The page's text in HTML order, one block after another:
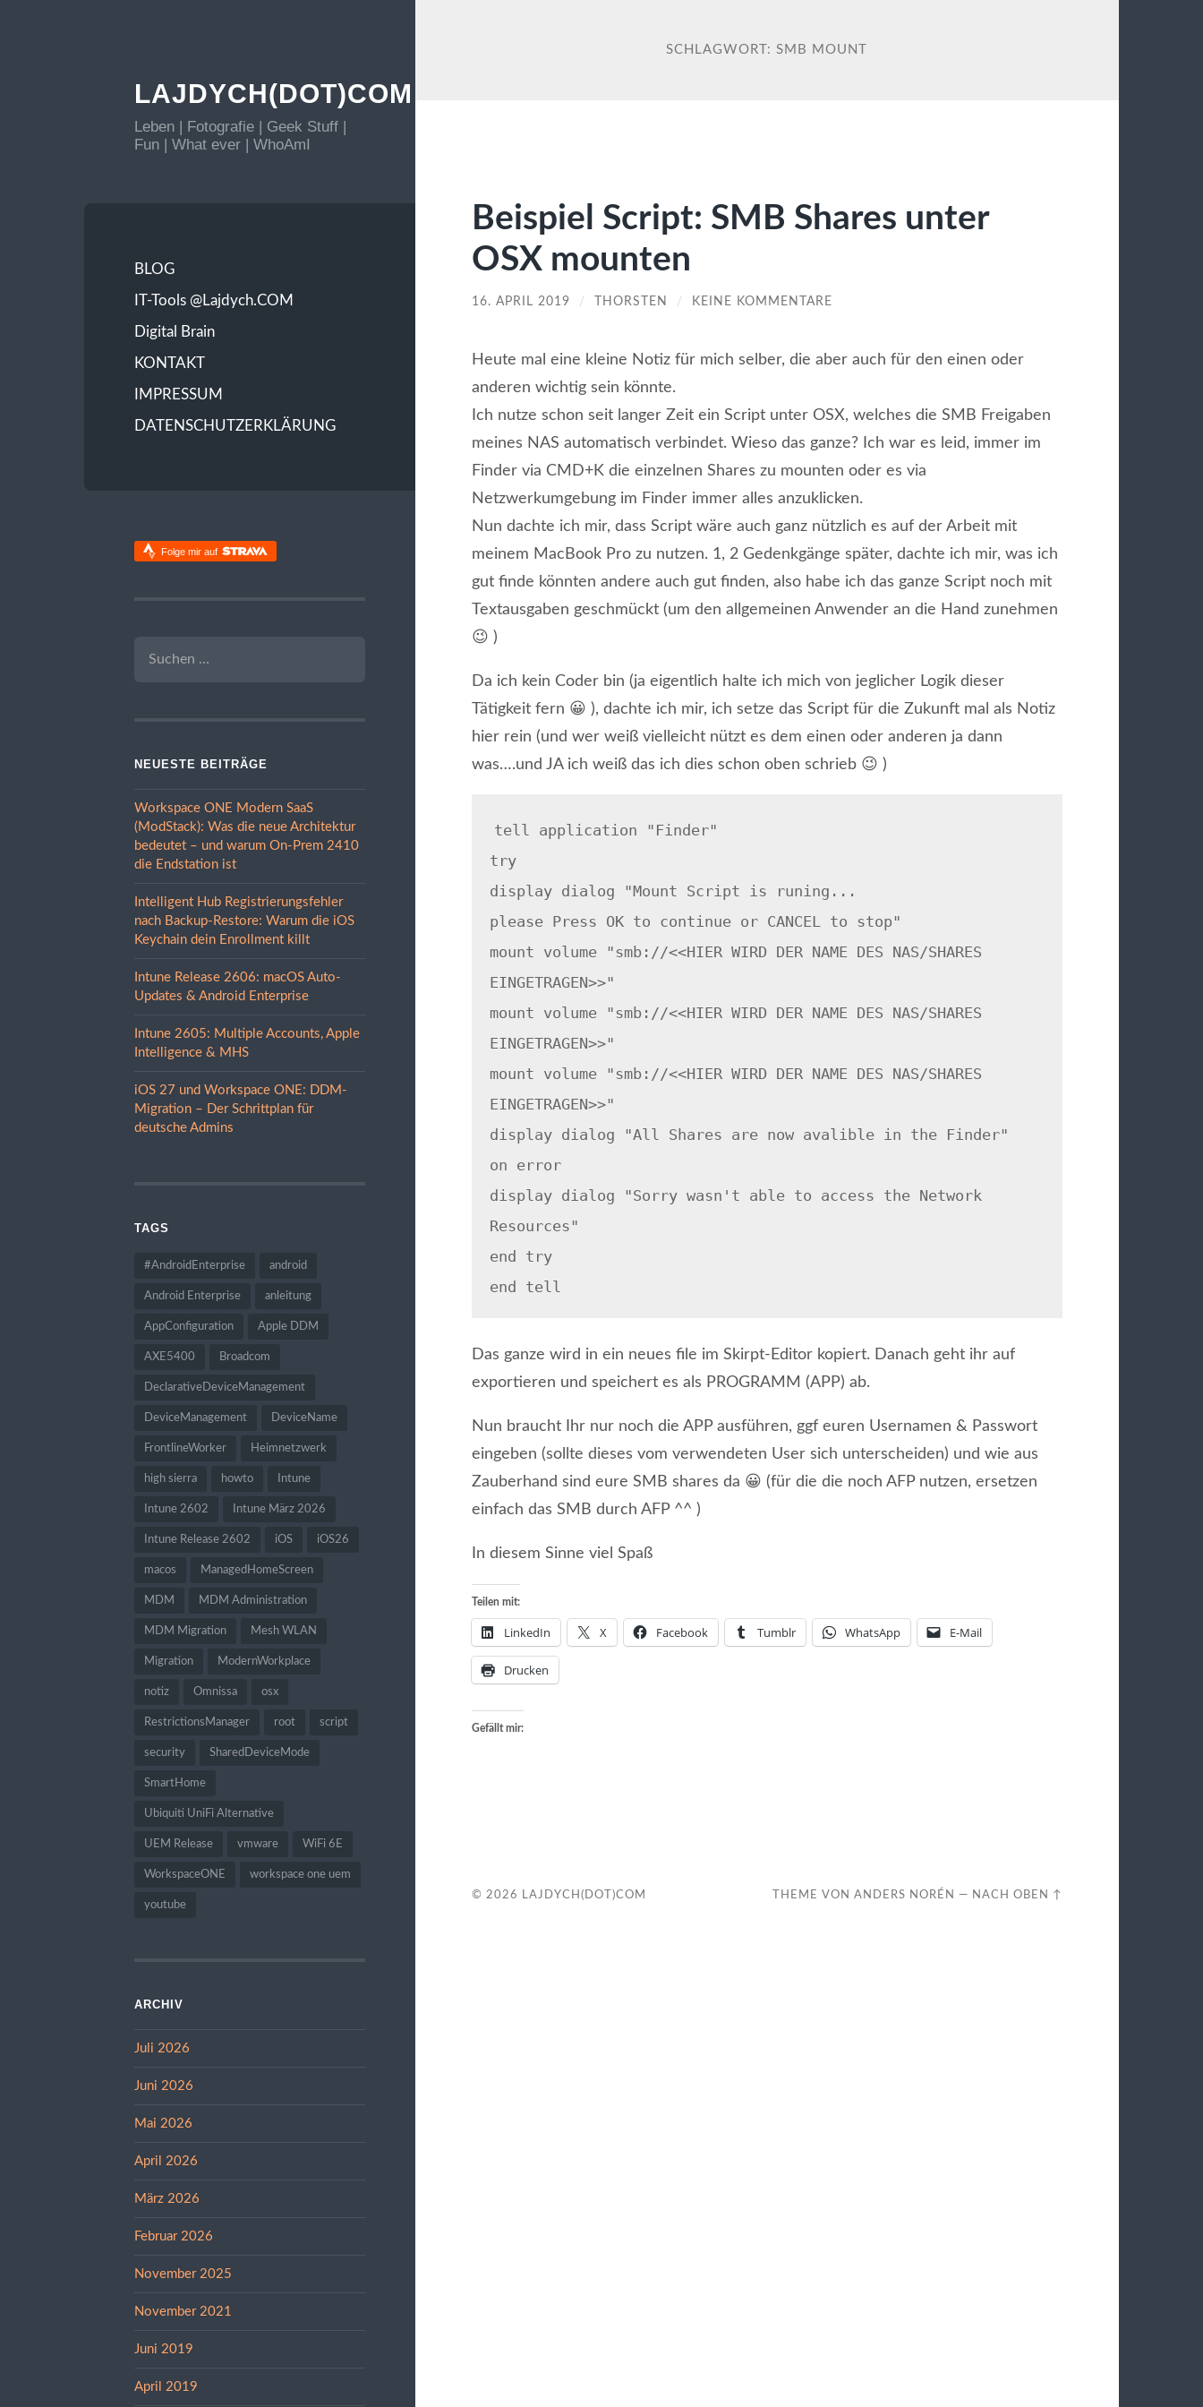
LAJDYCH(DOT)COM
Leben | Fotografie | Geek Stuff |
Fun | What ever | WhoAmI
BLOG
IT-Tools @Lajdych.COM
Digital Brain
KONTAKT
IMPRESSUM
DATENSCHUTZERKLÄRUNG
Folge mir auf
NACH:
NEUESTE BEITRÄGE
Workspace ONE Modern SaaS
(ModStack): Was die neue Architektur
bedeutet – und warum On-Prem 2410
die Endstation ist
Intelligent Hub Registrierungsfehler
nach Backup-Restore: Warum die iOS
Keychain dein Enrollment killt
Intune Release 2606: macOS Auto-
Updates & Android Enterprise
Intune 2605: Multiple Accounts, Apple
Intelligence & MHS
iOS 27 und Workspace ONE: DDM-
Migration – Der Schrittplan für
deutsche Admins
TAGS
#AndroidEnterprise android
Android Enterprise anleitung
AppConfiguration Apple DDM
AXE5400 Broadcom
DeclarativeDeviceManagement
DeviceManagement DeviceName
FrontlineWorker Heimnetzwerk
high sierra howto Intune
Intune 2602 Intune März 2026
Intune Release 2602 iOS iOS26
macos ManagedHomeScreen
MDM MDM Administration
MDM Migration Mesh WLAN
Migration ModernWorkplace
notiz Omnissa osx
RestrictionsManager root script
security SharedDeviceMode
SmartHome
Ubiquiti UniFi Alternative
UEM Release vmware WiFi 6E
WorkspaceONE workspace one uem
youtube
ARCHIV
Juli 2026
Juni 2026
Mai 2026
April 2026
März 2026
Februar 2026
November 2025
November 2021
Juni 2019
April 2019
SCHLAGWORT:SMB MOUNT
Beispiel Script: SMB Shares unter
OSX mounten
16. APRIL 2019 / THORSTEN / KEINE KOMMENTARE
Heute mal eine kleine Notiz für mich selber, die aber auch für den einen oder
anderen wichtig sein könnte.
Ich nutze schon seit langer Zeit ein Script unter OSX, welches die SMB Freigaben
meines NAS automatisch verbindet. Wieso das ganze? Ich war es leid, immer im
Finder via CMD+K die einzelnen Shares zu mounten oder es via
Netzwerkumgebung im Finder immer alles anzuklicken.
Nun dachte ich mir, dass Script wäre auch ganz nützlich es auf der Arbeit mit
meinem MacBook Pro zu nutzen. 1, 2 Gedenkgänge später, dachte ich mir, was ich
gut finde könnten andere auch gut finden, also habe ich das ganze Script noch mit
Textausgaben geschmückt (um den allgemeinen Anwender an die Hand zunehmen
😉 )
Da ich kein Coder bin (ja eigentlich halte ich mich von jeglicher Logik dieser
Tätigkeit fern 😀 ), dachte ich mir, ich setze das Script für die Zukunft mal als Notiz
hier rein (und wer weiß vielleicht nützt es dem einen oder anderen ja dann
was….und JA ich weiß das ich dies schon oben schrieb 😉 )
tell application "Finder"
try
display dialog "Mount Script is runing...
please Press OK to continue or CANCEL to stop"
mount volume "smb://<<HIER WIRD DER NAME DES NAS/SHARES
EINGETRAGEN>>"
mount volume "smb://<<HIER WIRD DER NAME DES NAS/SHARES
EINGETRAGEN>>"
mount volume "smb://<<HIER WIRD DER NAME DES NAS/SHARES
EINGETRAGEN>>"
display dialog "All Shares are now avalible in the Finder"
on error
display dialog "Sorry wasn't able to access the Network
Resources"
end try
end tell
Das ganze wird in ein neues file im Skirpt-Editor kopiert. Danach geht ihr auf
exportieren und speichert es als PROGRAMM (APP) ab.
Nun braucht Ihr nur noch die APP ausführen, ggf euren Usernamen & Passwort
eingeben (sollte dieses vom verwendeten User sich unterscheiden) und wie aus
Zauberhand sind eure SMB shares da 😀 (für die die noch AFP nutzen, ersetzen
einfach das SMB durch AFP ^^ )
In diesem Sinne viel Spaß
Teilen mit:
LinkedIn X Facebook Tumblr WhatsApp E-Mail
Drucken
Gefällt mir:
© 2026 LAJDYCH(DOT)COM THEME VONANDERS NORÉN — NACH OBEN ↑